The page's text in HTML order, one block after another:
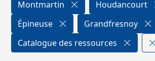
Montmartin
Houdancourt
Épineuse
Grandfresnoy
Catalogue des ressources